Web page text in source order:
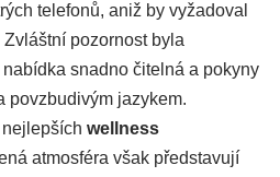
telefonů, aniž by vyžadoval
pozornost byla
snadno čitelná a pokyny
povzbudivým jazykem.
wellness
atmosféra však představují